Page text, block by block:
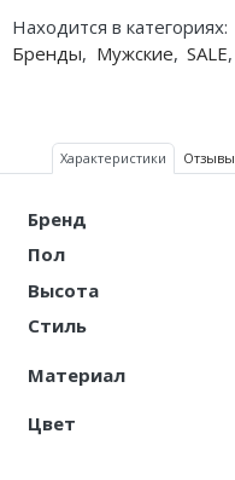
Находится в категориях:
Бренды, Мужские, SALE,
Характеристики Отзывы
Бренд
Пол
Высота
Стиль
Материал
Цвет